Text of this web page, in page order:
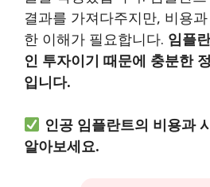
결과를 가져다주지만, 비용
한 이해가 필요합니다. 임플
인 투자이기 때문에 충분한
입니다.
인공 임플란트의 비용과
알아보세요.